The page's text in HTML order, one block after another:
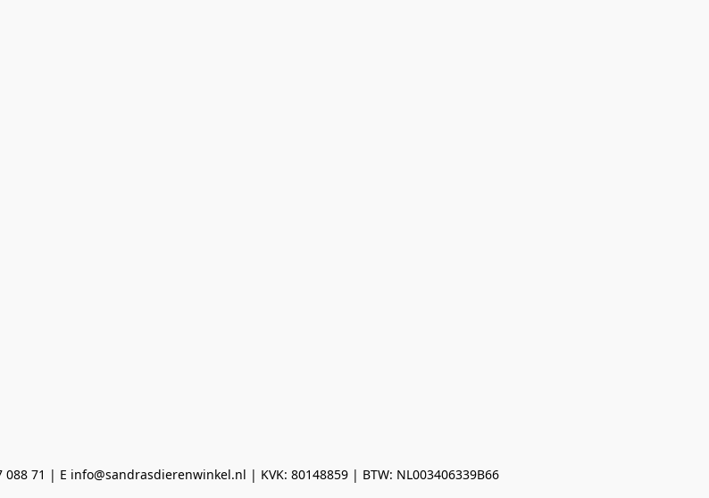
71 | E info@sandrasdierenwinkel.nl | KVK: 80148859 | BTW: NL003406339B66